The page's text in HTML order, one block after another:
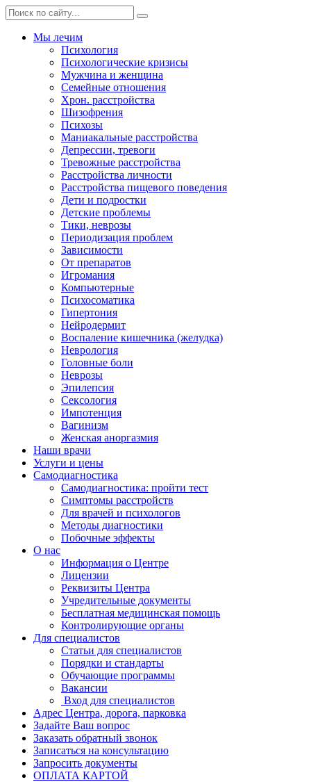
Мы лечим
Психология
Психологические кризисы
Мужчина и женщина
Семейные отношения
Хрон. расстройства
Шизофрения
Психозы
Маниакальные расстройства
Депрессии, тревоги
Тревожные расстройства
Расстройства личности
Расстройства пищевого поведения
Дети и подростки
Детские проблемы
Тики, неврозы
Периодизация проблем
Зависимости
От препаратов
Игромания
Компьютерные
Психосоматика
Гипертония
Нейродермит
Воспаление кишечника (желудка)
Неврология
Головные боли
Неврозы
Эпилепсия
Сексология
Импотенция
Вагинизм
Женская аноргазмия
Наши врачи
Услуги и цены
Самодиагностика
Самодиагностика: пройти тест
Симптомы расстройств
Для врачей и психологов
Методы диагностики
Побочные эффекты
О нас
Информация о Центре
Лицензии
Реквизиты Центра
Учредительные документы
Бесплатная медицинская помощь
Контролирующие органы
Для специалистов
Статьи для специалистов
Порядки и стандарты
Обучающие программы
Вакансии
Вход для специалистов
Адрес Центра, дорога, парковка
Задайте Ваш вопрос
Заказать обратный звонок
Записаться на консультацию
Запросить документы
ОПЛАТА КАРТОЙ